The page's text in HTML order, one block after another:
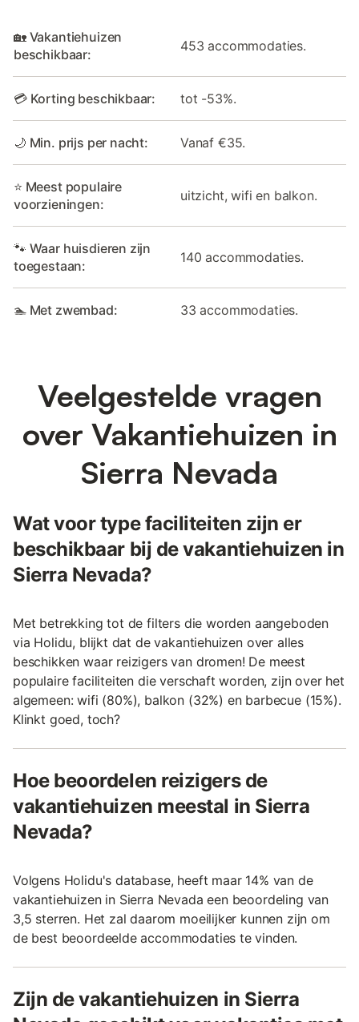
🏡 Vakantiehuizen
beschikbaar:
453 accommodaties.
💳 Korting beschikbaar: tot -53%.
🌙 Min. prijs per nacht: Vanaf €35.
⭐ Meest populaire
voorzieningen:
uitzicht, wifi en balkon.
🐾 Waar huisdieren zijn
toegestaan:
140 accommodaties.
🏊 Met zwembad: 33 accommodaties.
Veelgestelde vragen
over Vakantiehuizen in
Sierra Nevada
Wat voor type faciliteiten zijn er
beschikbaar bij de vakantiehuizen in
Sierra Nevada?
Met betrekking tot de filters die worden aangeboden
via Holidu, blijkt dat de vakantiehuizen over alles
beschikken waar reizigers van dromen! De meest
populaire faciliteiten die verschaft worden, zijn over het
algemeen: wifi (80%), balkon (32%) en barbecue (15%).
Klinkt goed, toch?
Hoe beoordelen reizigers de
vakantiehuizen meestal in Sierra
Nevada?
Volgens Holidu's database, heeft maar 14% van de
vakantiehuizen in Sierra Nevada een beoordeling van
3,5 sterren. Het zal daarom moeilijker kunnen zijn om
de best beoordeelde accommodaties te vinden.
Zijn de vakantiehuizen in Sierra